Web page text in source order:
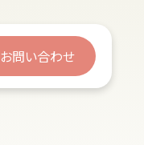
お問い合わせ